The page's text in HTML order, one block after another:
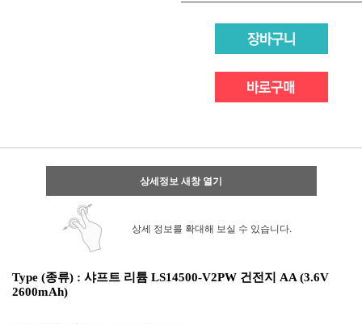
상세정보 새창 열기
상세 정보를 확대해 보실 수 있습니다.
Type (종류) : 샤프트 리튬 LS14500-V2PW 건전지 AA (3.6V
2600mAh)